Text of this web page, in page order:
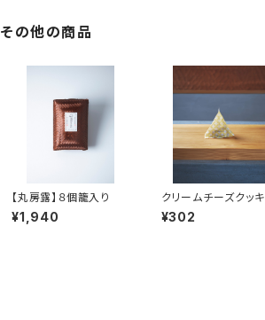
その他の商品
【丸房露】８個籠入り
¥1,940
クリームチーズクッキ
ー きなこ（3個入）
¥302